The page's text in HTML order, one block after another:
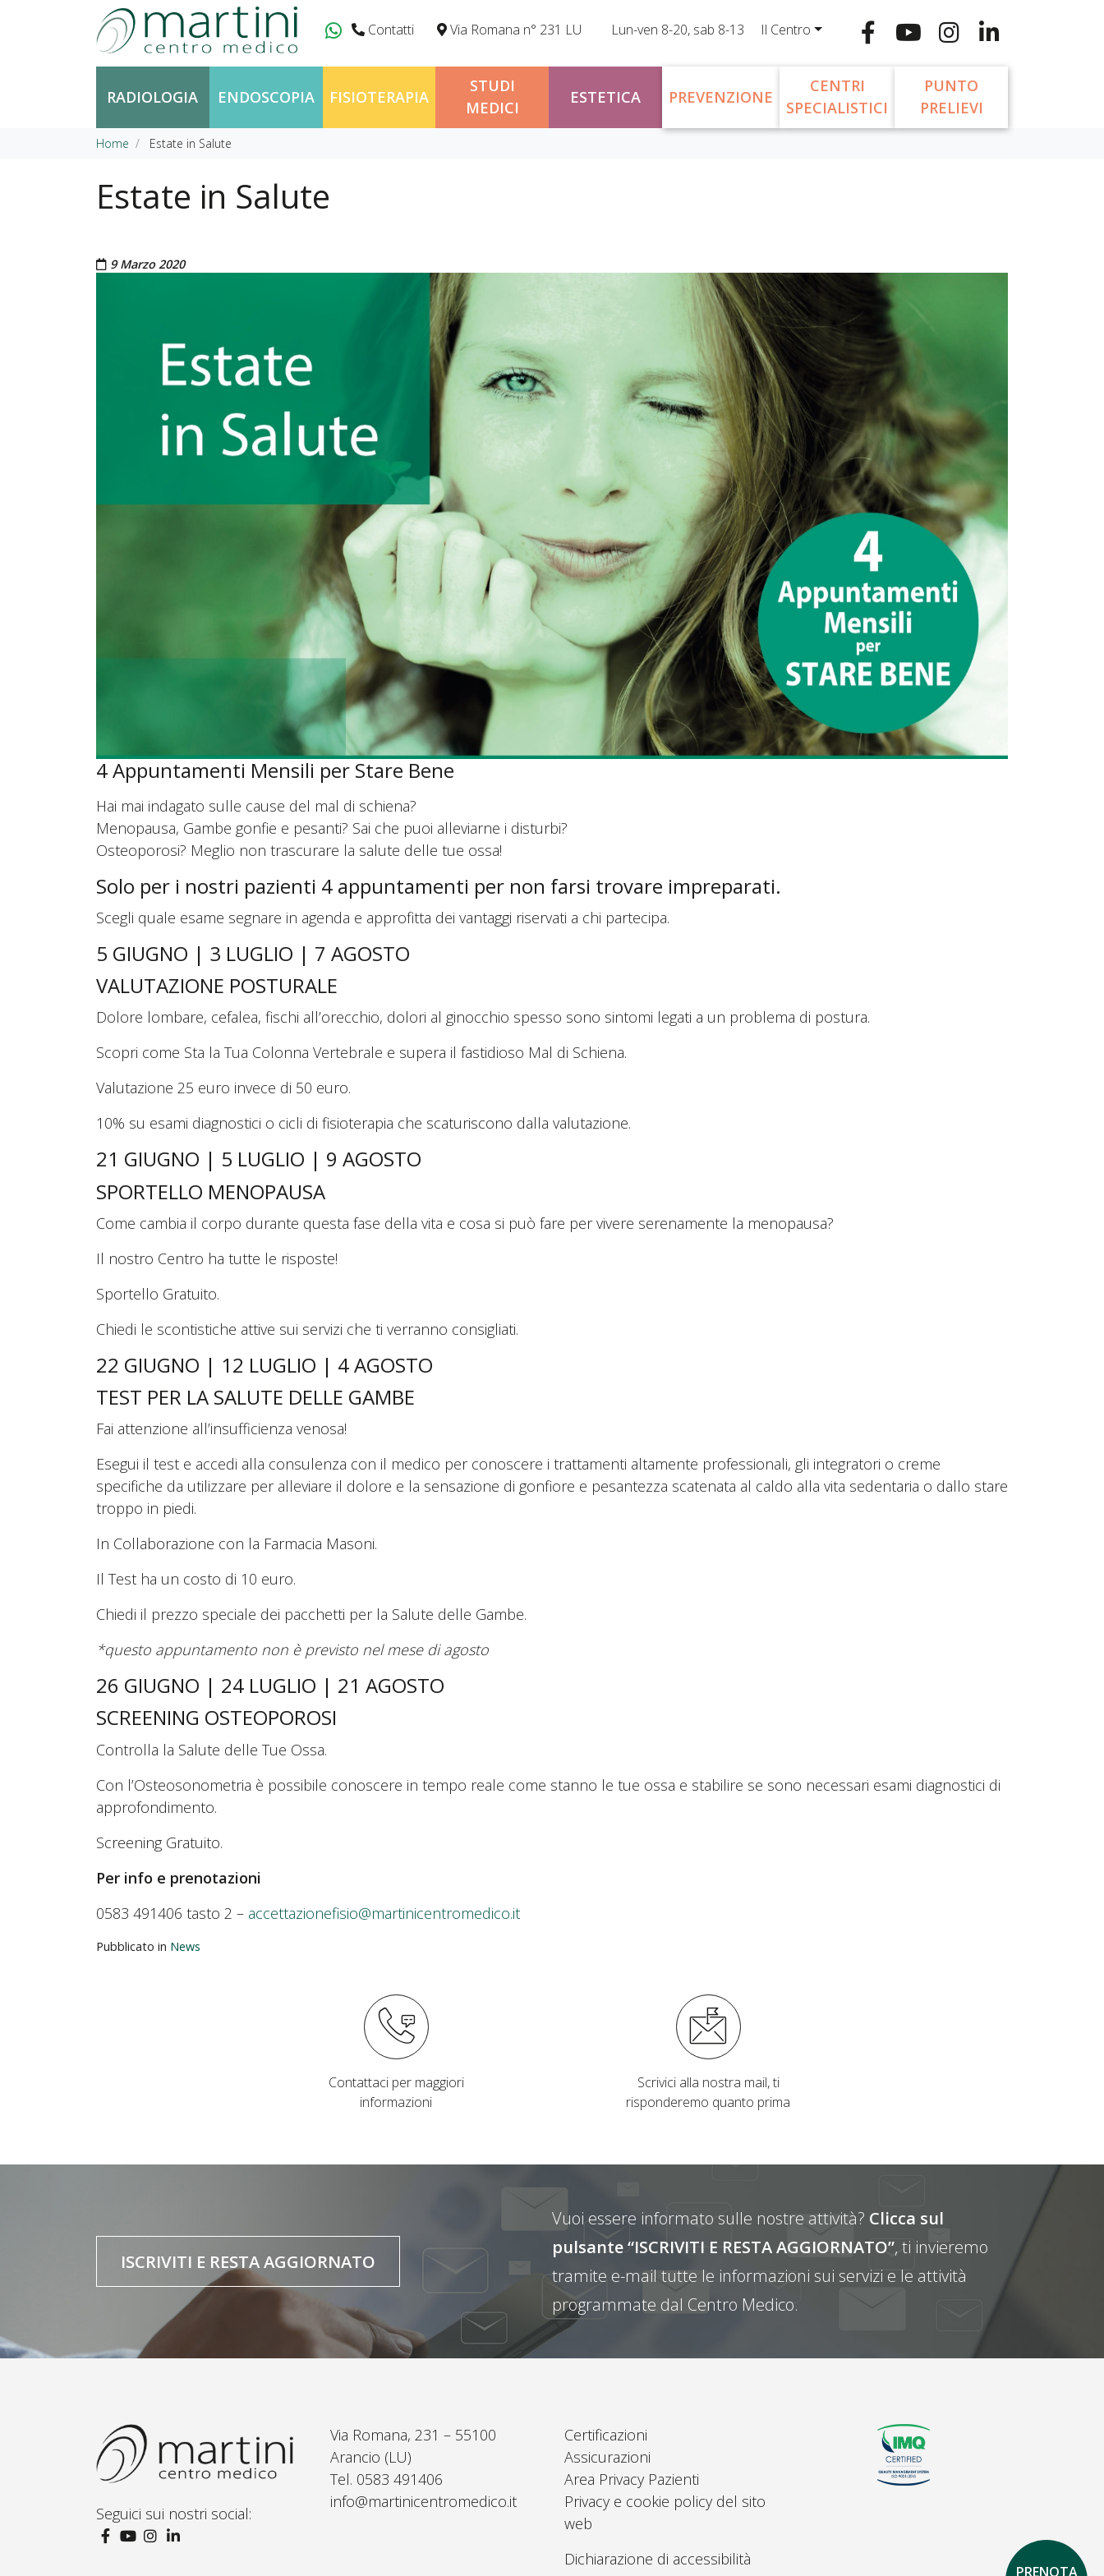
Vai al contenuto
Contatti Via Romana n° 231 LU Lun-ven 8-20, sab 8-13 Il Centro
RADIOLOGIA ENDOSCOPIA FISIOTERAPIA
STUDI
MEDICI
ESTETICA PREVENZIONE
CENTRI
SPECIALISTICI
PUNTO
PRELIEVI
Home Estate in Salute
Estate in Salute
Pubblicato il
9 Marzo 2020
4 Appuntamenti Mensili per Stare Bene
Hai mai indagato sulle cause del mal di schiena?
Menopausa, Gambe gonfie e pesanti? Sai che puoi alleviarne i disturbi?
Osteoporosi? Meglio non trascurare la salute delle tue ossa!
Solo per i nostri pazienti 4 appuntamenti per non farsi trovare impreparati.
Scegli quale esame segnare in agenda e approfitta dei vantaggi riservati a chi partecipa.
5 GIUGNO | 3 LUGLIO | 7 AGOSTO
VALUTAZIONE POSTURALE
Dolore lombare, cefalea, fischi all’orecchio, dolori al ginocchio spesso sono sintomi legati a un problema di postura.
Scopri come Sta la Tua Colonna Vertebrale e supera il fastidioso Mal di Schiena.
Valutazione 25 euro invece di 50 euro.
10% su esami diagnostici o cicli di fisioterapia che scaturiscono dalla valutazione.
21 GIUGNO | 5 LUGLIO | 9 AGOSTO
SPORTELLO MENOPAUSA
Come cambia il corpo durante questa fase della vita e cosa si può fare per vivere serenamente la menopausa?
Il nostro Centro ha tutte le risposte!
Sportello Gratuito.
Chiedi le scontistiche attive sui servizi che ti verranno consigliati.
22 GIUGNO | 12 LUGLIO | 4 AGOSTO
TEST PER LA SALUTE DELLE GAMBE
Fai attenzione all’insufficienza venosa!
Esegui il test e accedi alla consulenza con il medico per conoscere i trattamenti altamente professionali, gli integratori o creme
specifiche da utilizzare per alleviare il dolore e la sensazione di gonfiore e pesantezza scatenata al caldo alla vita sedentaria o dallo stare
troppo in piedi.
In Collaborazione con la Farmacia Masoni.
Il Test ha un costo di 10 euro.
Chiedi il prezzo speciale dei pacchetti per la Salute delle Gambe.
*questo appuntamento non è previsto nel mese di agosto
26 GIUGNO | 24 LUGLIO | 21 AGOSTO
SCREENING OSTEOPOROSI
Controlla la Salute delle Tue Ossa.
Con l’Osteosonometria è possibile conoscere in tempo reale come stanno le tue ossa e stabilire se sono necessari esami diagnostici di
approfondimento.
Screening Gratuito.
Per info e prenotazioni
0583 491406 tasto 2 – accettazionefisio@martinicentromedico.it
Pubblicato in News
Contattaci per maggiori
informazioni
Scrivici alla nostra mail, ti
risponderemo quanto prima
ISCRIVITI E RESTA AGGIORNATO
Vuoi essere informato sulle nostre attività? Clicca sul
pulsante “ISCRIVITI E RESTA AGGIORNATO”, ti invieremo
tramite e-mail tutte le informazioni sui servizi e le attività
programmate dal Centro Medico.
Seguici sui nostri social:
Via Romana, 231 – 55100
Arancio (LU)
Tel. 0583 491406
info@martinicentromedico.it
Certificazioni
Assicurazioni
Area Privacy Pazienti
Privacy e cookie policy del sito
web
Dichiarazione di accessibilità
PRENOTA